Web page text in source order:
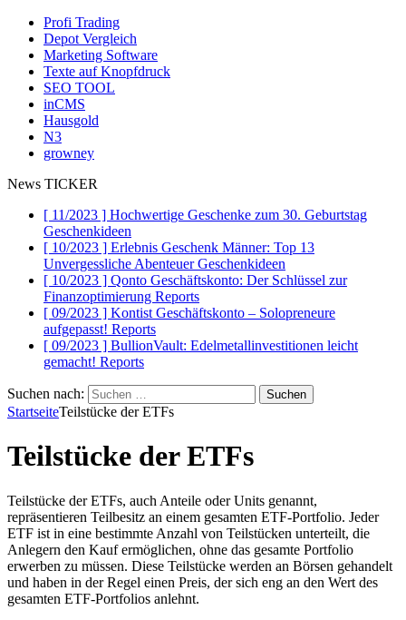
Profi Trading
Depot Vergleich
Marketing Software
Texte auf Knopfdruck
SEO TOOL
inCMS
Hausgold
N3
growney
News TICKER
[ 11/2023 ] Hochwertige Geschenke zum 30. Geburtstag
Geschenkideen
[ 10/2023 ] Erlebnis Geschenk Männer: Top 13
Unvergessliche AbenteuerGeschenkideen
[ 10/2023 ] Qonto Geschäftskonto: Der Schlüssel zur
Finanzoptimierung Reports
[ 09/2023 ] Kontist Geschäftskonto – Solopreneure
aufgepasst! Reports
[ 09/2023 ] BullionVault: Edelmetallinvestitionen leicht
gemacht! Reports
Suchen nach:
StartseiteTeilstücke der ETFs
Teilstücke der ETFs
Teilstücke der ETFs, auch Anteile oder Units genannt,
repräsentieren Teilbesitz an einem gesamten ETF-Portfolio. Jeder
ETF ist in eine bestimmte Anzahl von Teilstücken unterteilt, die
Anlegern den Kauf ermöglichen, ohne das gesamte Portfolio
erwerben zu müssen. Diese Teilstücke werden an Börsen gehandelt
und haben in der Regel einen Preis, der sich eng an den Wert des
gesamten ETF-Portfolios anlehnt.